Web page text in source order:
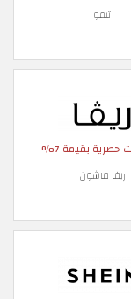
تيمو
حصرية بقيمة 7%
ريفا فاشون